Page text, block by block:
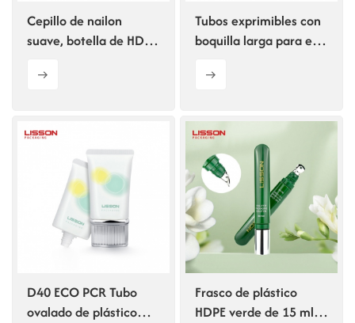
Cepillo de nailon
suave, botella de HDPE
cuero cabelludo,
Tubos exprimibles con
boquilla larga para el
farmacéutico.
D40 ECO PCR Tubo
ovalado de plástico
Frasco de plástico
HDPE verde de 15 ml